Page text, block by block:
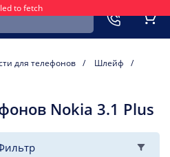
to fetch
мобильного устройства
для телефонов
Шлейф
Nokia 3.1 Plus